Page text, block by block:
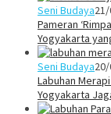
Seni Budaya
Pameran
Yogyakarta
Seni Budaya
Labuhan
Yogyakarta